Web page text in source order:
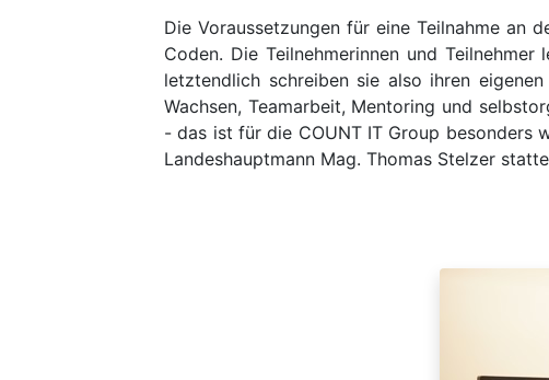
Die Voraussetzungen für eine Teilnahme an
Coden. Die Teilnehmerinnen und
letztendlich schreiben sie also ihren
Wachsen, Teamarbeit, Mentoring und
- das ist für die COUNT IT Group besonders
Landeshauptmann Mag. Thomas Stelzer